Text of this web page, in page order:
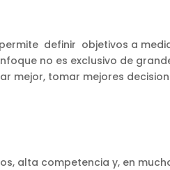
definir objetivos a
no es exclusivo de
mejor, tomar mejores
alta competencia y, en